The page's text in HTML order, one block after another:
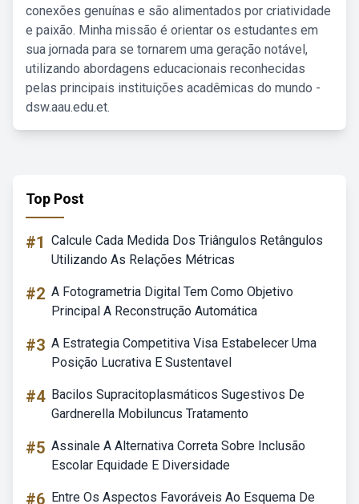
conexões genuínas e são alimentados por criatividade
e paixão. Minha missão é orientar os estudantes em
sua jornada para se tornarem uma geração notável,
utilizando abordagens educacionais reconhecidas
pelas principais instituições acadêmicas do mundo -
dsw.aau.edu.et.
Top Post
#1 Calcule Cada Medida Dos Triângulos Retângulos
Utilizando As Relações Métricas
#2 A Fotogrametria Digital Tem Como Objetivo
Principal A Reconstrução Automática
#3 A Estrategia Competitiva Visa Estabelecer Uma
Posição Lucrativa E Sustentavel
#4 Bacilos Supracitoplasmáticos Sugestivos De
Gardnerella Mobiluncus Tratamento
#5 Assinale A Alternativa Correta Sobre Inclusão
Escolar Equidade E Diversidade
#6 Entre Os Aspectos Favoráveis Ao Esquema De